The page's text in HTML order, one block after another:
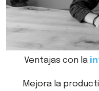
Ventajas con la
Mejora la